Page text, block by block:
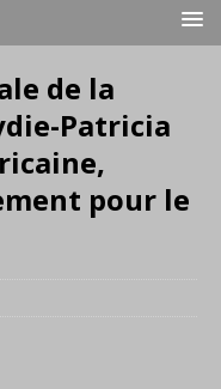
de la
Patricia
pour le